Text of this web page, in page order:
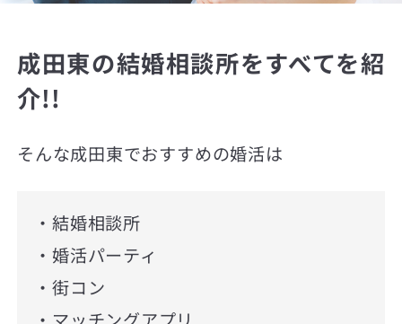
成田東の結婚相談所をすべてを紹
介!!
そんな成田東でおすすめの婚活は
・結婚相談所
・婚活パーティ
・街コン